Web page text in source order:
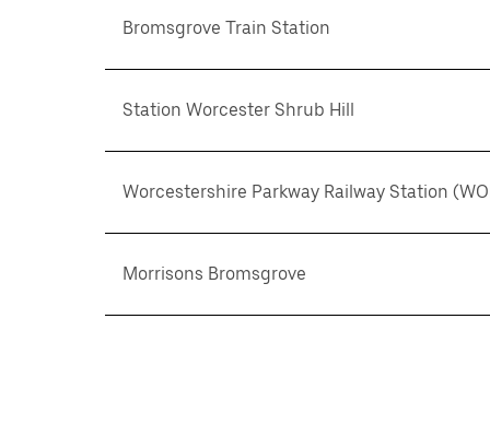
Bromsgrove Train Station
Station Worcester Shrub Hill
Worcestershire Parkway Railway Station
Morrisons Bromsgrove